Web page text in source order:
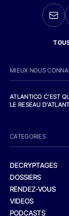
MIEUX NOUS
ATLANTICO C'EST
LE RESEAU
CATEGORIES
DECRYPTAGES
DOSSIERS
RENDEZ-VOUS
VIDEOS
PODCASTS